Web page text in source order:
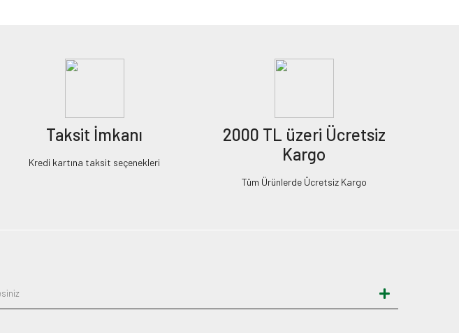
Taksit İmkanı
Kredi kartına taksit seçenekleri
2000 TL üzeri Ücretsiz
Kargo
Tüm Ürünlerde Ücretsiz Kargo